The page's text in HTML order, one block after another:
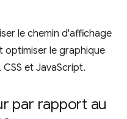
le chemin d'affichage
optimiser le graphique
et JavaScript.
par rapport au